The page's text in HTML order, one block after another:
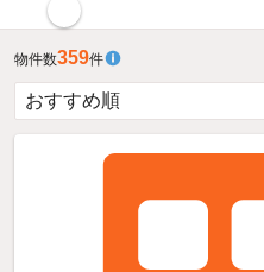
物件数359件